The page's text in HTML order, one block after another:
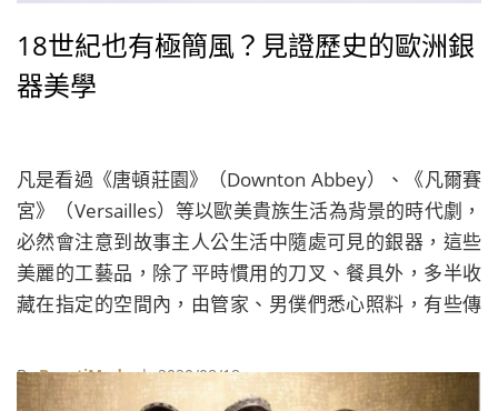
18世紀也有極簡風？見證歷史的歐洲銀
器美學
凡是看過《唐頓莊園》（Downton Abbey）、《凡爾賽
宮》（Versailles）等以歐美貴族生活為背景的時代劇，
必然會注意到故事主人公生活中隨處可見的銀器，這些
美麗的工藝品，除了平時慣用的刀叉、餐具外，多半收
藏在指定的空間內，由管家、男僕們悉心照料，有些傳
西方文化的人來說，銀器的美學與工藝風格，所反應的
除了工匠的工藝素美與美學品味，更是歐洲歷史的見
ByBeautiMode| 2020/08/18